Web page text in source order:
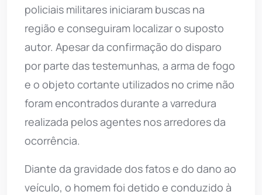
policiais militares iniciaram buscas na
região e conseguiram localizar o suposto
autor. Apesar da confirmação do disparo
por parte das testemunhas, a arma de fogo
e o objeto cortante utilizados no crime não
foram encontrados durante a varredura
realizada pelos agentes nos arredores da
ocorrência.
Diante da gravidade dos fatos e do dano ao
veículo, o homem foi detido e conduzido à